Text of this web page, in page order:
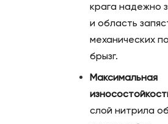
крага надежно
и область
механических
брызг.
Максимальная
слой нитрила